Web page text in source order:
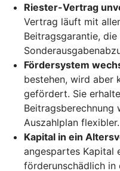
Riester-Vertrag
Vertrag läuft mit
Beitragsgarantie,
Fördersystem
bestehen, wird aber
gefördert. Sie
Beitragsberechnung
Auszahlplan flexibler.
Kapital in ein
angespartes Kapital
förderunschädlich